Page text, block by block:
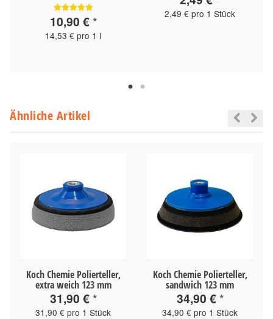
10,90 €*
14,53 € pro 1 l
2,49 € pro 1 Stück
Ähnliche Artikel
Koch Chemie Polierteller,
extra weich 123 mm
31,90 €*
31,90 € pro 1 Stück
Koch Chemie Polierteller,
sandwich 123 mm
34,90 €*
34,90 € pro 1 Stück